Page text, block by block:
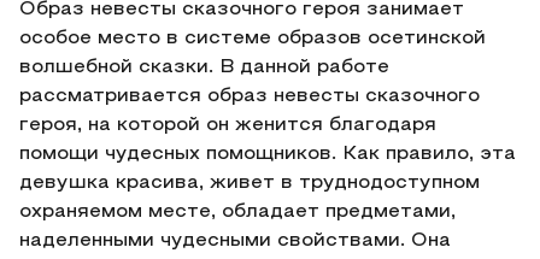
Образ невесты сказочного героя занимает
особое место в системе образов осетинской
волшебной сказки. В данной работе
рассматривается образ невесты сказочного
героя, на которой он женится благодаря
помощи чудесных помощников. Как правило, эта
девушка красива, живет в труднодоступном
охраняемом месте, обладает предметами,
наделенными чудесными свойствами. Она